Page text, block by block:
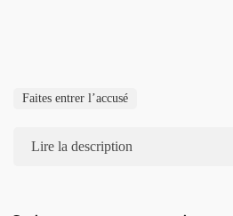
Faites entrer l’accusé
Lire la description